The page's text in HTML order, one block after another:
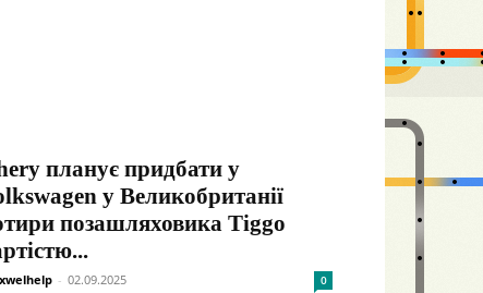
планує придбати у
у Великобританії
позашляховика Tiggo
- 02.09.2025 0